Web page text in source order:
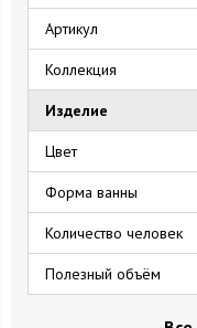
Артикул
Коллекция
Изделие
Цвет
Форма ванны
Количество человек
Полезный объём